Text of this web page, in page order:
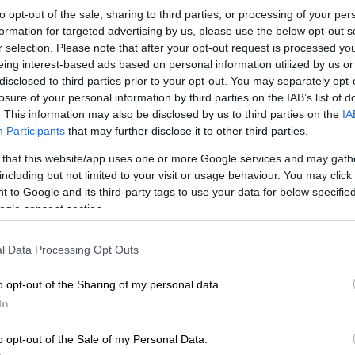
opt-out of the sale, sharing to third parties, or processing of your
for targeted advertising by us, please use the below opt-out
selection. Please note that after your opt-out request is processed
interest-based ads based on personal information utilized by us
to third parties prior to your opt-out. You may separately
of your personal information by third parties on the IAB’s list of
This information may also be disclosed by us to third parties on the
Participants that may further disclose it to other third parties.
that this website/app uses one or more Google services and may
but not limited to your visit or usage behaviour. You may
to Google and its third-party tags to use your data for below
consent section.
Data Processing Opt Outs
opt-out of the Sharing of my personal data.
opt-out of the Sale of my Personal Data.
έχει δείξει την… προτίμηση της στοΝΒΑ
καιρούς έκαναν τα κορίτσια της γνωστής
ιστοσελίδες των ΗΠΑ
το διάσημο μοντέλο Κένταλ
23χρονοΝτέβιν Μπούκερ .
πυροδοτώντας έτσι την φημολογία
ακολουθούν τις οδηγίες κοινωνικής
στενό κύκλο της οικογένειας ,πήγαν
ανέφερε ανώνυμη πηγή στο ρεπορτάζ
All Star στο NBA και μάλιστα το
με τους Σανς ήταν αξίας 158